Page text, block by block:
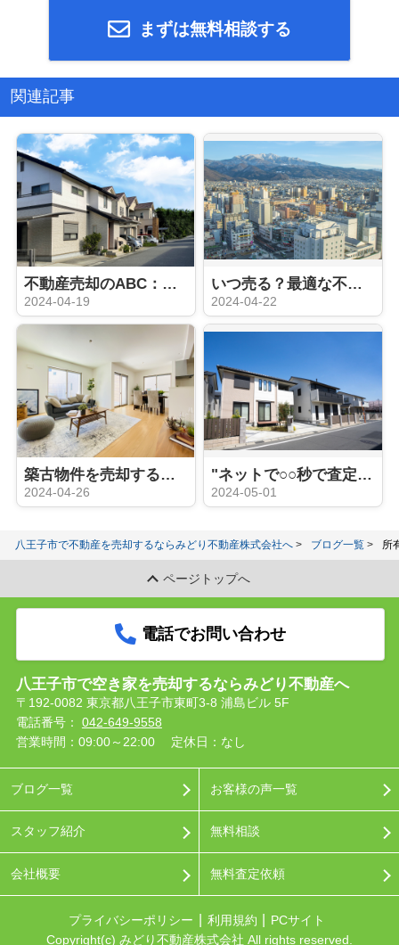
まずは無料相談する
関連記事
不動産売却のABC：押さえておきたい5つの基本
2024-04-19
いつ売る？最適な不動産売却タイミング
2024-04-22
築古物件を売却するときにリフォームは必要？
2024-04-26
"ネットで○○秒で査定"はウソ？ホント？：机上査定と訪問査定の違い
2024-05-01
八王子市で不動産を売却するならみどり不動産株式会社へ ブログ一覧 所
ページトップへ
電話でお問い合わせ
八王子市で空き家を売却するならみどり不動産へ
〒192-0082 東京都八王子市東町3-8 浦島ビル 5F
電話番号： 042-649-9558
営業時間：09:00～22:00
定休日：なし
ブログ一覧
スタッフ紹介
会社概要
お客様の声一覧
無料相談
無料査定依頼
プライバシーポリシー 利用規約
PCサイト
Copyright(c) みどり不動産株式会社 All rights reserved.